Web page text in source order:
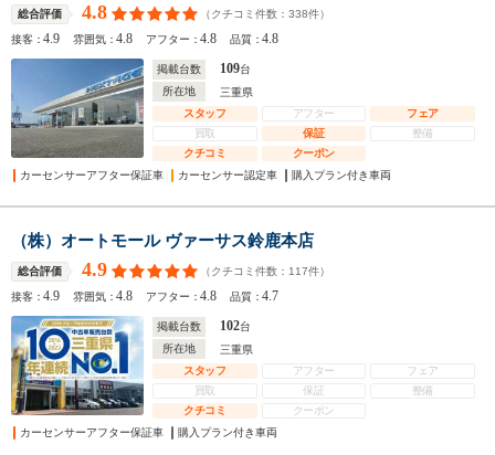
総合評価 4.8 （クチコミ件数： 338件）
接客：4.9 雰囲気：4.8 アフター：4.8 品質：4.8
掲載台数 109台
所在地
三重県
スタッフ
アフター
フェア
買取
保証
整備
クチコミ
クーポン
カーセンサーアフター保証車
カーセンサー認定車 購入プラン付き車両
（株）オートモール ヴァーサス鈴鹿本店
総合評価 4.9 （クチコミ件数： 117件）
接客：4.9 雰囲気：4.8 アフター：4.8 品質：4.7
掲載台数 102台
所在地
三重県
スタッフ
アフター
フェア
買取
保証
整備
クチコミ
クーポン
カーセンサーアフター保証車
購入プラン付き車両